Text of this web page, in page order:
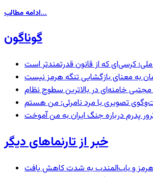
ادامه مطالب...
گوناگون
کرسی‌ای که از قانون قدرتمندتر است
به معنای بازگشایی تنگه هرمز نیست
خامنه‌ای در بالاترین سطوح نظام
پدرم درباره جنگ ایران به من آموخت
خبر از تارنماهای دیگر
هرمز و باب‌المندب به شدت کاهش یافت